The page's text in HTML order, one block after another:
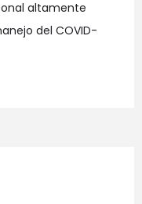
altamente
del COVID-